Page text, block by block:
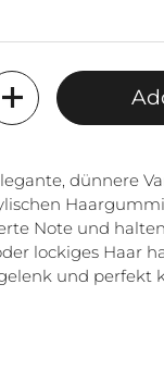
dünnere
Note und
lockiges Haar
und perfekt